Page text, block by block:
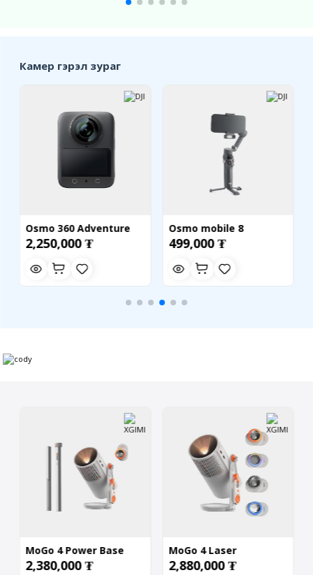
Камер гэрэл зураг
Osmo 360 Adventure
Combo
2,250,000 ₮
Osmo mobile 8
499,000 ₮
MoGo 4 Power Base
Stand Bundle
2,380,000 ₮
MoGo 4 Laser
2,880,000 ₮